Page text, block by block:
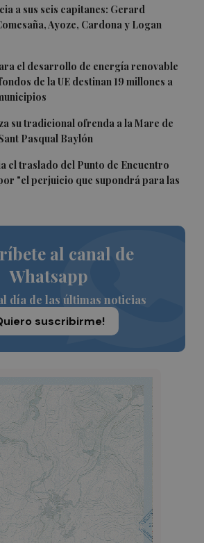
a sus seis capitanes: Gerard
Ayoze, Cardona y Logan
el desarrollo de energía renovable
de la UE destinan 19 millones a
su tradicional ofrenda a la Mare de
Pasqual Baylón
el traslado del Punto de Encuentro
"el perjuicio que supondrá para las
al canal de
Whatsapp
día de las últimas noticias
suscribirme!